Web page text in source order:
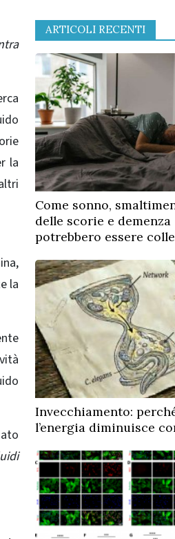
la
la
ARTICOLI RECENTI
Come sonno,
delle scorie e demenza
potrebbero essere
Invecchiamento:
l’energia diminuisce